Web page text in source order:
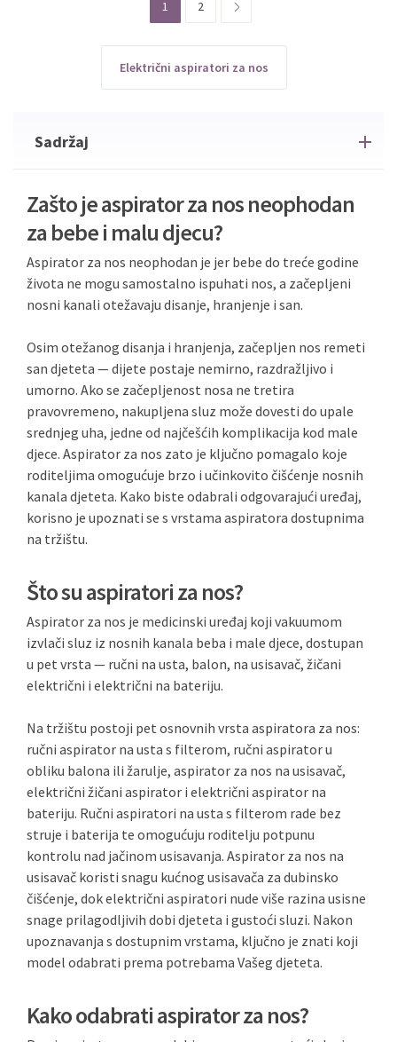
1 2
Električni aspiratori za nos
Sadržaj
Zašto je aspirator za nos neophodan
za bebe i malu djecu?
Aspirator za nos neophodan je jer bebe do treće godine
života ne mogu samostalno ispuhati nos, a začepljeni
nosni kanali otežavaju disanje, hranjenje i san.
Osim otežanog disanja i hranjenja, začepljen nos remeti
san djeteta — dijete postaje nemirno, razdražljivo i
umorno. Ako se začepljenost nosa ne tretira
pravovremeno, nakupljena sluz može dovesti do upale
srednjeg uha, jedne od najčešćih komplikacija kod male
djece. Aspirator za nos zato je ključno pomagalo koje
roditeljima omogućuje brzo i učinkovito čišćenje nosnih
kanala djeteta. Kako biste odabrali odgovarajući uređaj,
korisno je upoznati se s vrstama aspiratora dostupnima
na tržištu.
Što su aspiratori za nos?
Aspirator za nos je medicinski uređaj koji vakuumom
izvlači sluz iz nosnih kanala beba i male djece, dostupan
u pet vrsta — ručni na usta, balon, na usisavač, žičani
električni i električni na bateriju.
Na tržištu postoji pet osnovnih vrsta aspiratora za nos:
ručni aspirator na usta s filterom, ručni aspirator u
obliku balona ili žarulje, aspirator za nos na usisavač,
električni žičani aspirator i električni aspirator na
bateriju. Ručni aspiratori na usta s filterom rade bez
struje i baterija te omogućuju roditelju potpunu
kontrolu nad jačinom usisavanja. Aspirator za nos na
usisavač koristi snagu kućnog usisavača za dubinsko
čišćenje, dok električni aspiratori nude više razina usisne
snage prilagodljivih dobi djeteta i gustoći sluzi. Nakon
upoznavanja s dostupnim vrstama, ključno je znati koji
model odabrati prema potrebama Vašeg djeteta.
Kako odabrati aspirator za nos?